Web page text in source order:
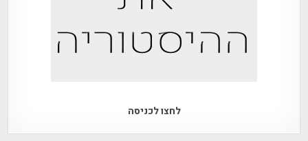
לחצו לכניסה